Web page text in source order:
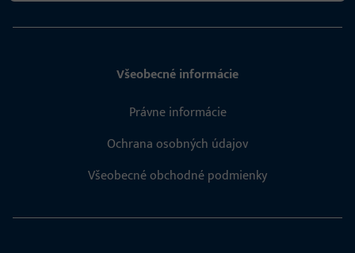
Všeobecné informácie
Právne informácie
Ochrana osobných údajov
Všeobecné obchodné podmienky